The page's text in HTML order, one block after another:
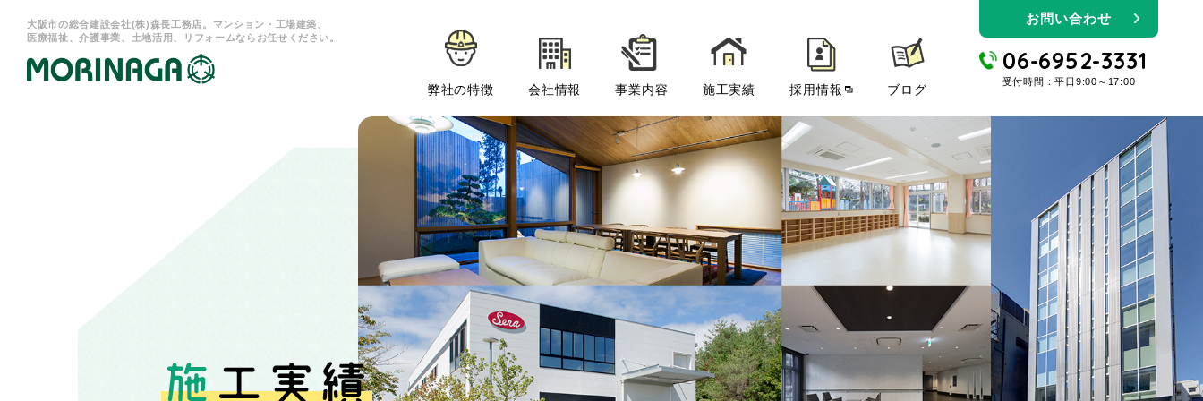
大阪市の総合建設会社(株)森長工務店。マンション・工場建築、
医療福祉、介護事業、土地活用、リフォームならお任せください。
弊社の特徴 会社情報 事業内容 施工実績 採用情報 ブログ
お問い合わせ
06-6952-3331
受付時間：平日9:00～17:00